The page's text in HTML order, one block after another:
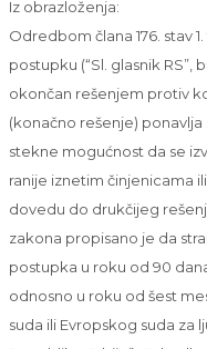
Iz obrazloženja:
Odredbom člana 176. stav
postupku (“Sl. glasnik RS”,
okončan rešenjem protiv
(konačno rešenje) ponavlja
stekne mogućnost da se
ranije iznetim činjenicama
dovedu do drukčijeg
zakona propisano je da
postupka u roku od 90
odnosno u roku od šest
suda ili Evropskog suda za